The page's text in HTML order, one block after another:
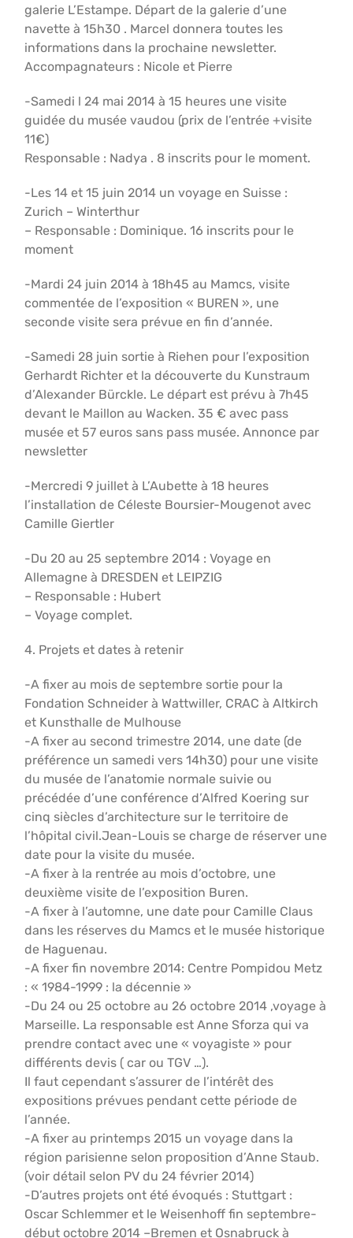
galerie L’Estampe. Départ de la galerie d’une
navette à 15h30 . Marcel donnera toutes les
informations dans la prochaine newsletter.
Accompagnateurs : Nicole et Pierre
-Samedi l 24 mai 2014 à 15 heures une visite
guidée du musée vaudou (prix de l’entrée +visite
11€)
Responsable : Nadya . 8 inscrits pour le moment.
-Les 14 et 15 juin 2014 un voyage en Suisse :
Zurich – Winterthur
– Responsable : Dominique. 16 inscrits pour le
moment
-Mardi 24 juin 2014 à 18h45 au Mamcs, visite
commentée de l’exposition « BUREN », une
seconde visite sera prévue en fin d’année.
-Samedi 28 juin sortie à Riehen pour l’exposition
Gerhardt Richter et la découverte du Kunstraum
d’Alexander Bürckle. Le départ est prévu à 7h45
devant le Maillon au Wacken. 35 € avec pass
musée et 57 euros sans pass musée. Annonce par
newsletter
-Mercredi 9 juillet à L’Aubette à 18 heures
l’installation de Céleste Boursier-Mougenot avec
Camille Giertler
-Du 20 au 25 septembre 2014 : Voyage en
Allemagne à DRESDEN et LEIPZIG
– Responsable : Hubert
– Voyage complet.
4. Projets et dates à retenir
-A fixer au mois de septembre sortie pour la
Fondation Schneider à Wattwiller, CRAC à Altkirch
et Kunsthalle de Mulhouse
-A fixer au second trimestre 2014, une date (de
préférence un samedi vers 14h30) pour une visite
du musée de l’anatomie normale suivie ou
précédée d’une conférence d’Alfred Koering sur
cinq siècles d’architecture sur le territoire de
l’hôpital civil.Jean-Louis se charge de réserver une
date pour la visite du musée.
-A fixer à la rentrée au mois d’octobre, une
deuxième visite de l’exposition Buren.
-A fixer à l’automne, une date pour Camille Claus
dans les réserves du Mamcs et le musée historique
de Haguenau.
-A fixer fin novembre 2014: Centre Pompidou Metz
: « 1984-1999 : la décennie »
-Du 24 ou 25 octobre au 26 octobre 2014 ,voyage à
Marseille. La responsable est Anne Sforza qui va
prendre contact avec une « voyagiste » pour
différents devis ( car ou TGV …).
Il faut cependant s’assurer de l’intérêt des
expositions prévues pendant cette période de
l’année.
-A fixer au printemps 2015 un voyage dans la
région parisienne selon proposition d’Anne Staub.
(voir détail selon PV du 24 février 2014)
-D’autres projets ont été évoqués : Stuttgart :
Oscar Schlemmer et le Weisenhoff fin septembre-
début octobre 2014 –Bremen et Osnabruck à